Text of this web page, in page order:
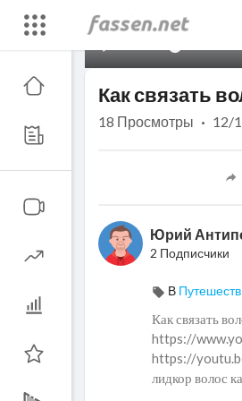
Как связать
18 Просмотры · 12/
Юрий
2 Подписчики
В
Как связать
https://
https://
лидкор волос